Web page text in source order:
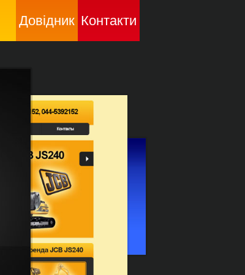
Довідник Контакти